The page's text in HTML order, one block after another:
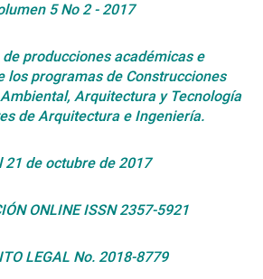
5 No 2 - 2017
producciones académicas e
los programas de Construcciones
Arquitectura y Tecnología
de Arquitectura e Ingeniería.
21 de octubre de 2017
ONLINE ISSN 2357-5921
LEGAL No. 2018-8779